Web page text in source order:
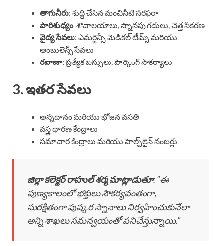
తాగునీరు: శుద్ధి చేసిన మంచినీటి సరఫరా
పారిశుధ్యం: శౌచాలయాలు, స్నానపు గదులు, చెత్త సేకరణ
వైద్య సేవలు: ఎమర్జెన్సీ మెడికల్ టీమ్స్ మరియు
ఆంబులెన్స్ సేవలు
రవాణా: ప్రత్యేక బస్సులు, పార్కింగ్ సౌకర్యాలు
3. ఇతర సేవలు
అన్నదానం మరియు భోజన వసతి
వస్త్ర ధారణ కేంద్రాలు
సమాచార కేంద్రాలు మరియు హెల్ప్‌లైన్ నంబర్లు
జిల్లా కలెక్టర్ రాహుల్ శర్మ మాట్లాడుతూ: “ఈ
పుణ్యకాలంలో భక్తులు సౌకర్యవంతంగా,
సురక్షితంగా పుష్కర స్నానాలు నిర్వహించుకునేలా
అన్ని శాఖలు సమన్వయంతో పనిచేస్తున్నాయి.”